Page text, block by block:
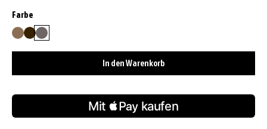
Farbe
cappuccino
dark brown
grey
In den Warenkorb